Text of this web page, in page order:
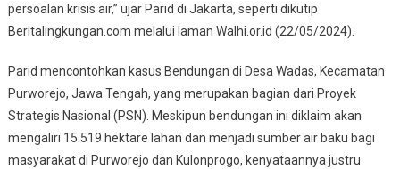
persoalan krisis air,” ujar Parid di Jakarta, seperti dikutip
Beritalingkungan.com melalui laman Walhi.or.id (22/05/2024).
Parid mencontohkan kasus Bendungan di Desa Wadas, Kecamatan
Purworejo, Jawa Tengah, yang merupakan bagian dari Proyek
Strategis Nasional (PSN). Meskipun bendungan ini diklaim akan
mengaliri 15.519 hektare lahan dan menjadi sumber air baku bagi
masyarakat di Purworejo dan Kulonprogo, kenyataannya justru